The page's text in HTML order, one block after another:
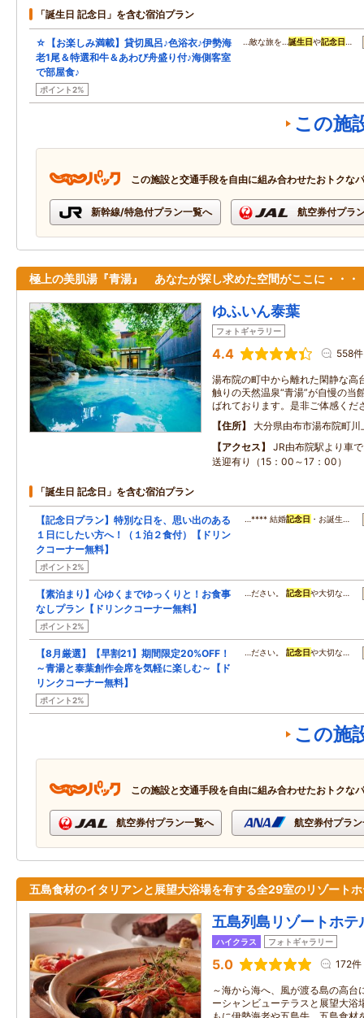
「誕生日 記念日」を含む宿泊プラン
☆【お楽しみ満載】貸切風呂♪色浴衣♪伊勢海
老1尾＆特選和牛＆あわび舟盛り付♪海側客室
で部屋食♪
ポイント2%
…敵な旅を… 誕生日や記念日 …
この施
この施設と交通手段を自由に組み合わせたおトクな
新幹線/特急付プラン一覧へ 航空券付プラ
極上の美肌湯『青湯』 あなたが探し求めた空間がここに・・・
ゆふいん泰葉
フォトギャラリー
4.4 558件
湯布院の町中から離れた閑静な高
触りの天然温泉“青湯”が自慢の当
ばれております。是非ご体感くだ
住所
大分県由布市湯布院町
アクセス
JR由布院駅より車
送迎有り（15：00～17：00）
「誕生日 記念日」を含む宿泊プラン
【記念日プラン】特別な日を、思い出のある
１日にしたい方へ！（１泊２食付）【ドリン
クコーナー無料】
ポイント2%
…**** 結婚記念日 ・お誕生…
【素泊まり】心ゆくまでゆっくりと！お食事
なしプラン【ドリンクコーナー無料】
ポイント2%
…ださい。記念日や大切な…
【8月厳選】【早割21】期間限定20%OFF！
～青湯と泰葉創作会席を気軽に楽しむ～【ド
リンクコーナー無料】
ポイント2%
…ださい。記念日や大切な…
この施
この施設と交通手段を自由に組み合わせたおトクな
航空券付プラン一覧へ 航空券付プラ
五島食材のイタリアンと展望大浴場を有する全29室のリゾート
五島列島リゾートホテ
ハイクラス フォトギャラリー
5.0 172件
～海から海へ、風が渡る島の高
ーシャンビューテラスと展望大浴